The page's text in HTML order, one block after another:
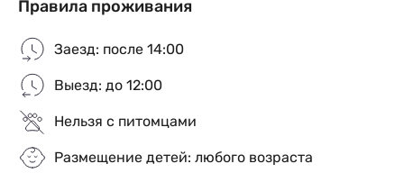
Правила проживания
Заезд: после 14:00
Выезд: до 12:00
Нельзя с питомцами
Размещение детей: любого возраста